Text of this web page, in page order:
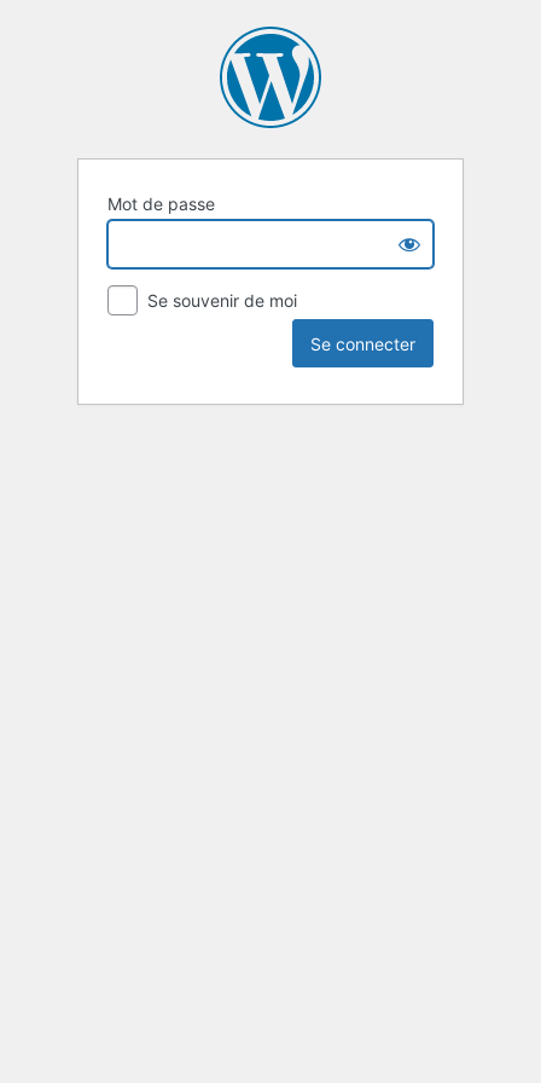
Mot de passe
Se souvenir de moi